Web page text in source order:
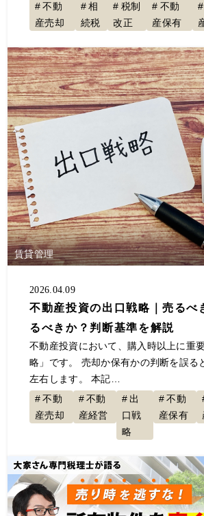
税金
全国賃貸住宅新聞 トラ
敷金
計算 更新料 損害賠
固定資産税
グループ相談会
家賃滞納
不動
産売却
相
続税
税制
改正
不動
産保有
賃貸管理
2026.04.09
不動産投資の出口戦略｜売るべ
るべきか？判断基準を解説
不動産投資において、購入時以上に重
略」です。 売却か保有かの判断を誤る
左右します。 本記…
不動
産売却
不動
産経営
出
口戦
略
不動
産保有